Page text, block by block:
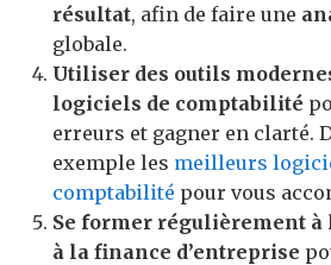
résultat, afin de faire une
globale.
Utiliser des outils
logiciels de comptabilité
erreurs et gagner en clarté.
exemple les meilleurs
comptabilité pour vous
Se former régulièrement
à la finance d’entreprise